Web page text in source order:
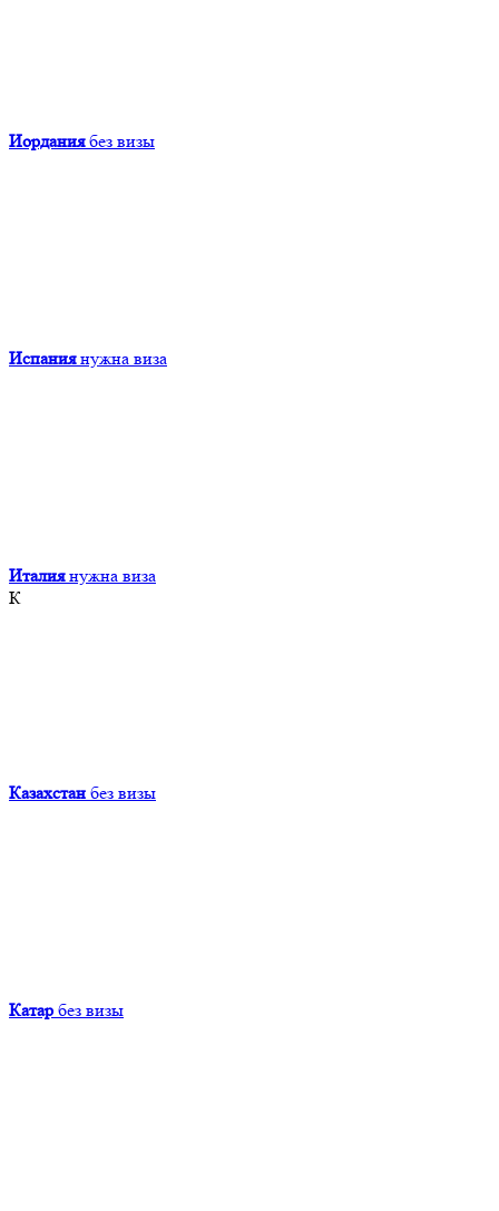
Иордания без визы
Испания нужна виза
Италия нужна виза
К
Казахстан без визы
Катар без визы